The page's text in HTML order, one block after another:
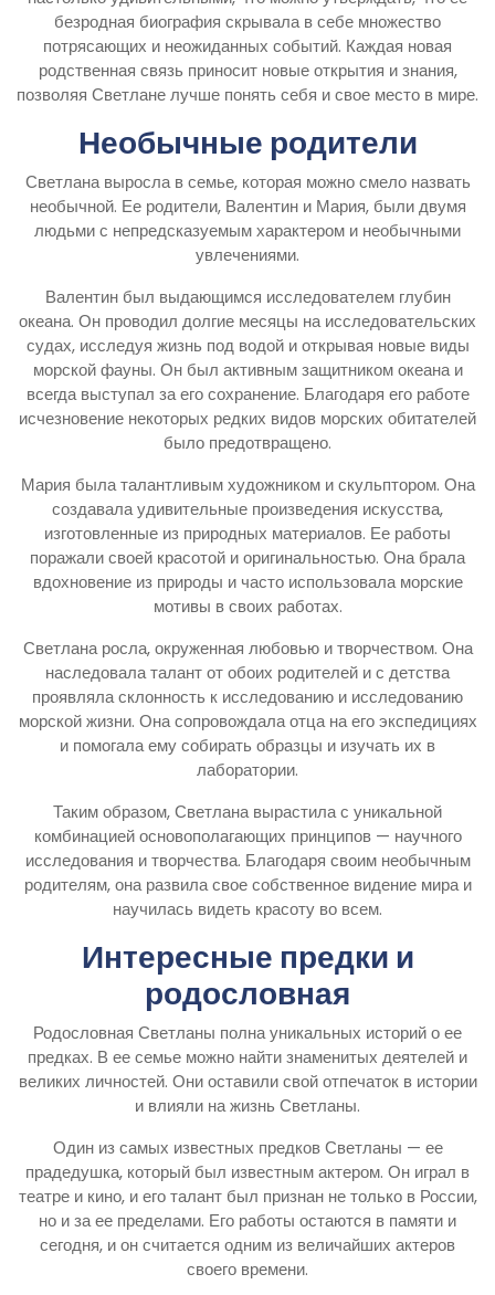
безродная биография скрывала в себе множество
потрясающих и неожиданных событий. Каждая новая
родственная связь приносит новые открытия и знания,
позволяя Светлане лучше понять себя и свое место в мире.
Необычные родители
Светлана выросла в семье, которая можно смело назвать
необычной. Ее родители, Валентин и Мария, были двумя
людьми с непредсказуемым характером и необычными
увлечениями.
Валентин был выдающимся исследователем глубин
океана. Он проводил долгие месяцы на исследовательских
судах, исследуя жизнь под водой и открывая новые виды
морской фауны. Он был активным защитником океана и
всегда выступал за его сохранение. Благодаря его работе
исчезновение некоторых редких видов морских обитателей
было предотвращено.
Мария была талантливым художником и скульптором. Она
создавала удивительные произведения искусства,
изготовленные из природных материалов. Ее работы
поражали своей красотой и оригинальностью. Она брала
вдохновение из природы и часто использовала морские
мотивы в своих работах.
Светлана росла, окруженная любовью и творчеством. Она
наследовала талант от обоих родителей и с детства
проявляла склонность к исследованию и исследованию
морской жизни. Она сопровождала отца на его экспедициях
и помогала ему собирать образцы и изучать их в
лаборатории.
Таким образом, Светлана вырастила с уникальной
комбинацией основополагающих принципов — научного
исследования и творчества. Благодаря своим необычным
родителям, она развила свое собственное видение мира и
научилась видеть красоту во всем.
Интересные предки и
родословная
Родословная Светланы полна уникальных историй о ее
предках. В ее семье можно найти знаменитых деятелей и
великих личностей. Они оставили свой отпечаток в истории
и влияли на жизнь Светланы.
Один из самых известных предков Светланы — ее
прадедушка, который был известным актером. Он играл в
театре и кино, и его талант был признан не только в России,
но и за ее пределами. Его работы остаются в памяти и
сегодня, и он считается одним из величайших актеров
своего времени.